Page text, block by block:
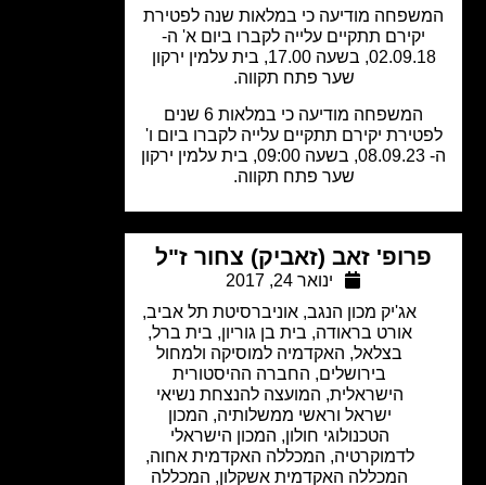
מודיעה כי במלאות שנה לפטירת
יקירם תתקיים עלייה לקברו ביום א' ה-
02.09.18, בשעה 17.00, בית עלמין ירקון
שער פתח תקווה.
המשפחה מודיעה כי במלאות 6 שנים
יקירם תתקיים עלייה לקברו ביום ו'
ה- 08.09.23, בשעה 09:00, בית עלמין ירקון
שער פתח תקווה.
זאב (זאביק) צחור ז"ל
ינואר 24, 2017
אג'יק מכון הנגב,אוניברסיטת תל אביב,
אורט בראודה ,בית בן גוריון ,בית ברל,
האקדמיה למוסיקה ולמחול
בירושלים,החברה ההיסטורית
הישראלית,המועצה להנצחת נשיאי
ישראל וראשי ממשלותיה,המכון
הטכנולוגי חולון,המכון הישראלי
לדמוקרטיה,המכללה האקדמית אחוה,
המכללה האקדמית אשקלון,המכללה